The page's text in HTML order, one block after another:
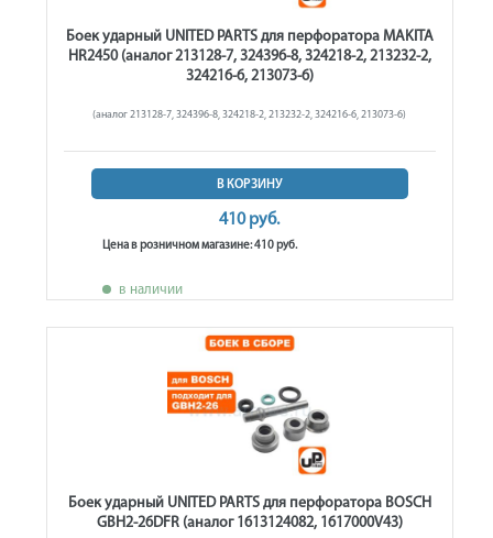
Боек ударный UNITED PARTS для перфоратора MAKITA
HR2450 (аналог 213128-7, 324396-8, 324218-2, 213232-2,
324216-6, 213073-6)
(аналог 213128-7, 324396-8, 324218-2, 213232-2, 324216-6, 213073-6)
В КОРЗИНУ
410 руб.
Цена в розничном магазине: 410 руб.
в наличии
Боек ударный UNITED PARTS для перфоратора BOSCH
GBH2-26DFR (аналог 1613124082, 1617000V43)